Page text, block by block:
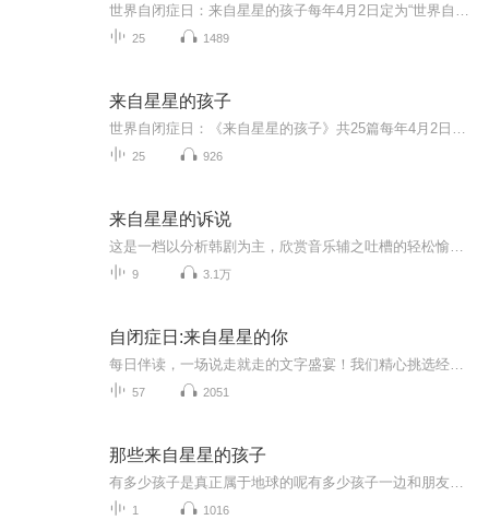
25 1489
来自星星的孩子
25 926
来自星星的诉说
9 3.1万
自闭症日:来自星星的你
57 2051
那些来自星星的孩子
1 1016